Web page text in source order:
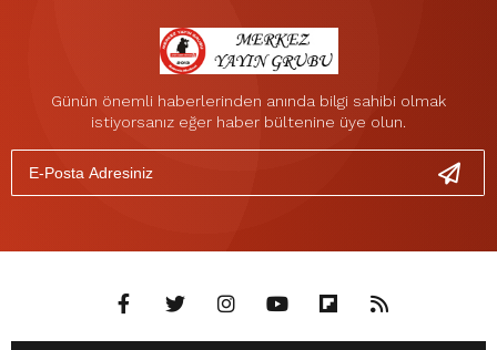
Günün önemli haberlerinden anında bilgi sahibi olmak
istiyorsanız eğer haber bültenine üye olun.